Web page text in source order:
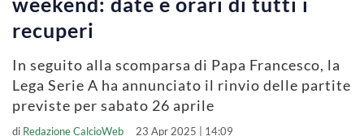
recuperi
In seguito alla scomparsa di Papa Francesco, la
Lega Serie A ha annunciato il rinvio delle partite
previste per sabato 26 aprile
di Redazione CalcioWeb 23 Apr 2025 | 14:09